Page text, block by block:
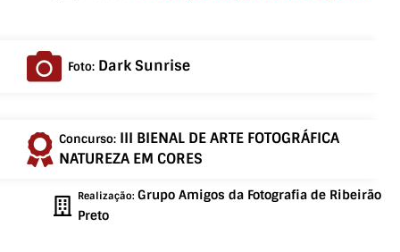
Foto: Dark Sunrise
Concurso: III BIENAL DE ARTE FOTOGRÁFICA
NATUREZA EM CORES
Realização: Grupo Amigos da Fotografia de Ribeirão
Preto